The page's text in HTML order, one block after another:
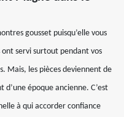
gousset puisqu’elle vous
ont servi surtout pendant vos
Mais, les pièces deviennent de
d’une époque ancienne. C’est
à qui accorder confiance